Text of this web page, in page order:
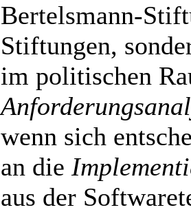
Bertelsmann-
Stiftungen,
im politischen
wenn sich
an die
aus der